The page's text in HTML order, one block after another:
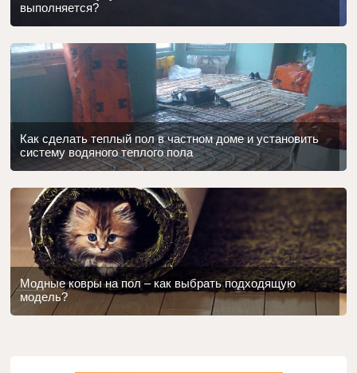
выполняется?
Как сделать теплый пол в частном доме и установить
систему водяного теплого пола
Модные ковры на пол – как выбрать подходящую
модель?